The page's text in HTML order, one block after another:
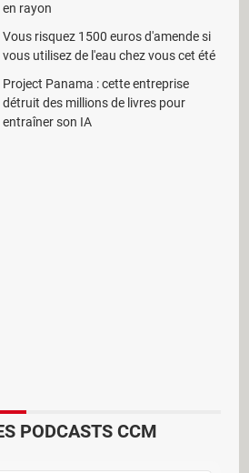
réutilisés sur plusieurs sites et
été mises en place pour
de mots de passe – qui
preuve d'imagination.
d'agences
d'autres industries, dont
passe : les passkeys ! Et les
et d'importer ses
devrait rendre les clés
pourront bientôt être
système d'authentification
en rayon
Vous risquez 1500 euros d'amende si
vous utilisez de l'eau chez vous cet été
Project Panama : cette entreprise
détruit des millions de livres pour
entraîner son IA
PODCASTS CCM